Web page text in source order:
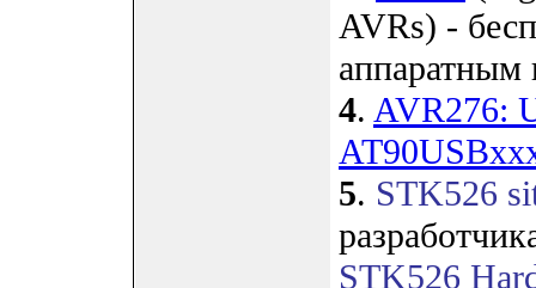
AVRs) -
аппаратным
4. AVR276:
5. STK526
STK526